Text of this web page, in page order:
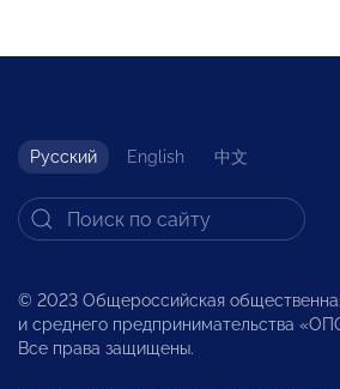
Русский English 中文
© 2023 Общероссийская
и среднего предпринимательства
Все права защищены.